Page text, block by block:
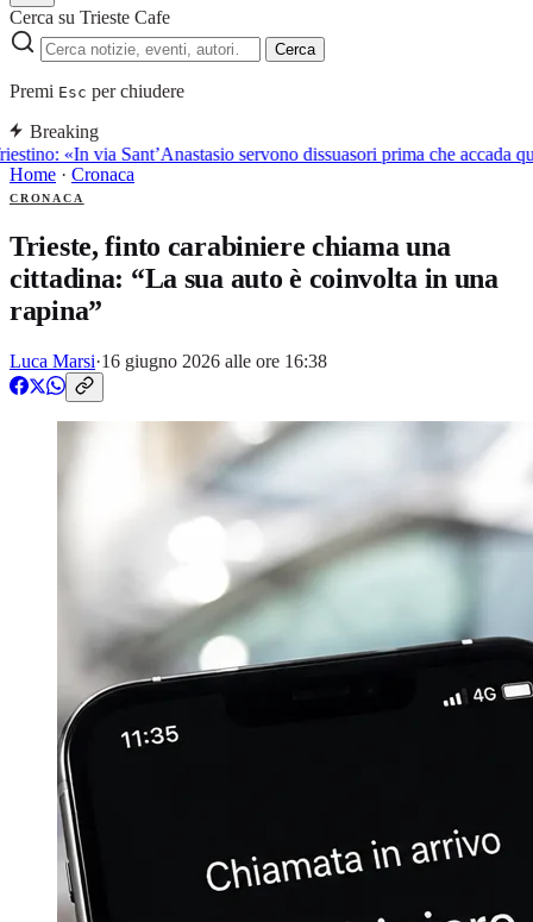
Cerca su Trieste Cafe
Cerca
Premi Esc per chiudere
Breaking
«In via Sant’Anastasio servono dissuasori prima che accada
Home · Cronaca
CRONACA
Trieste, finto carabiniere chiama una
cittadina: “La sua auto è coinvolta in una
rapina”
Luca Marsi·16 giugno 2026 alle ore 16:38